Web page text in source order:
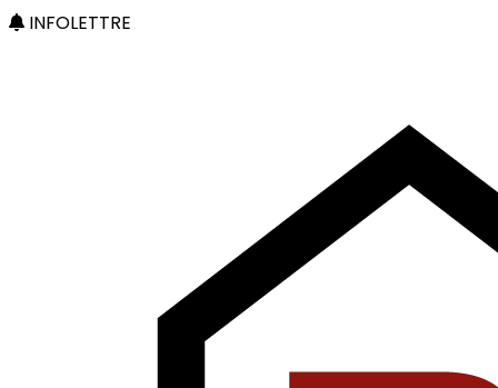
INFOLETTRE